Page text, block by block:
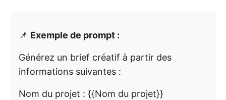
📌 Exemple de prompt :
Générez un brief créatif à partir des
informations suivantes :
Nom du projet : {{Nom du projet}}